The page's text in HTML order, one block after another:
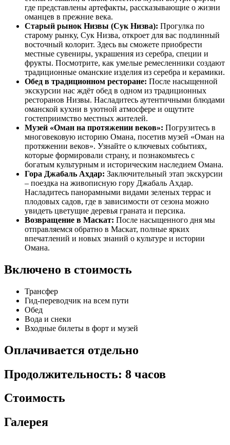
где представлены артефакты, рассказывающие о жизни
оманцев в прежние века.
Старый рынок Низвы (Сук Низва): Прогулка по
старому рынку, Сук Низва, откроет для вас подлинный
восточный колорит. Здесь вы сможете приобрести
местные сувениры, украшения из серебра, специи и
фрукты. Посмотрите, как умелые ремесленники создают
традиционные оманские изделия из серебра и керамики.
Обед в традиционном ресторане: После насыщенной
экскурсии нас ждёт обед в одном из традиционных
ресторанов Низвы. Насладитесь аутентичными блюдами
оманской кухни в уютной атмосфере и ощутите
гостеприимство местных жителей.
Музей «Оман на протяжении веков»: Погрузитесь в
многовековую историю Омана, посетив музей «Оман на
протяжении веков». Узнайте о ключевых событиях,
которые формировали страну, и познакомьтесь с
богатым культурным и историческим наследием Омана.
Гора Джабаль Ахдар: Заключительный этап экскурсии
– поездка на живописную гору Джабаль Ахдар.
Насладитесь панорамными видами зеленых террас и
плодовых садов, где в зависимости от сезона можно
увидеть цветущие деревья граната и персика.
Возвращение в Маскат: После насыщенного дня мы
отправляемся обратно в Маскат, полные ярких
впечатлений и новых знаний о культуре и истории
Омана.
Включено в стоимость
Трансфер
Гид-переводчик на всем пути
Обед
Вода и снеки
Входные билеты в форт и музей
Оплачивается отдельно
Продолжительность: 8 часов
Стоимость
Галерея